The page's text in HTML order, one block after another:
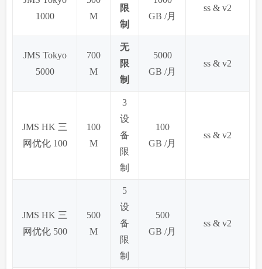
1000
M
限
制
GB /月
ss & v2
JMS Tokyo
5000
700
M
无
限
制
5000
GB /月
ss & v2
JMS HK 三
网优化 100
100
M
3
设
备
限
制
100
GB /月
ss & v2
JMS HK 三
网优化 500
500
M
5
设
备
限
制
500
GB /月
ss & v2